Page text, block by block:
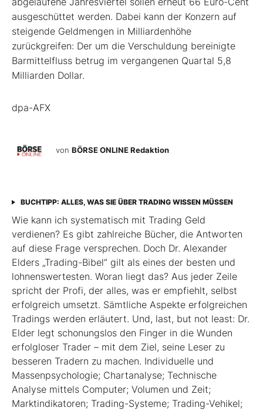
ausgeschüttet werden. Dabei kann der Konzern auf
steigende Geldmengen in Milliardenhöhe
zurückgreifen: Der um die Verschuldung bereinigte
Barmittelfluss betrug im vergangenen Quartal 5,8
Milliarden Dollar.
dpa-AFX
von BÖRSE ONLINE Redaktion
BUCHTIPP: ALLES, WAS SIE ÜBER TRADING WISSEN MÜSSEN
Wie kann ich systematisch mit Trading Geld
verdienen? Es gibt zahlreiche Bücher, die Antworten
auf diese Frage versprechen. Doch Dr. Alexander
Elders „Trading-Bibel“ gilt als eines der besten und
lohnenswertesten. Woran liegt das? Aus jeder Zeile
spricht der Profi, der alles, was er empfiehlt, selbst
erfolgreich umsetzt. Sämtliche Aspekte erfolgreichen
Tradings werden erläutert. Und, last, but not least: Dr.
Elder legt schonungslos den Finger in die Wunden
erfolgloser Trader – mit dem Ziel, seine Leser zu
besseren Tradern zu machen. Individuelle und
Massenpsychologie; Chartanalyse; Technische
Analyse mittels Computer; Volumen und Zeit;
Marktindikatoren; Trading-Systeme; Trading-Vehikel;